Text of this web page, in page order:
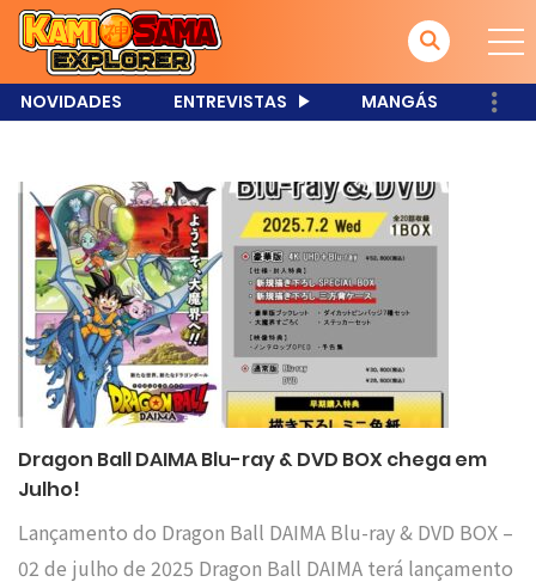
NOVIDADES ENTREVISTAS MANGÁS
Dragon Ball DAIMA Blu-ray & DVD BOX chega em
Julho!
Lançamento do Dragon Ball DAIMA Blu-ray & DVD BOX –
02 de julho de 2025 Dragon Ball DAIMA terá lançamento